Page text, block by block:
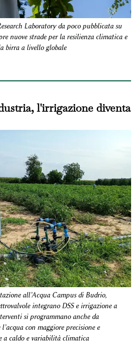
Laboratory da poco pubblicata su
nuove strade per la resilienza climatica e
birra a livello globale
l'irrigazione diventa
all’Acqua Campus di Budrio,
integrano DSS e irrigazione a
si programmano anche da
con maggiore precisione e
a caldo e variabilità climatica